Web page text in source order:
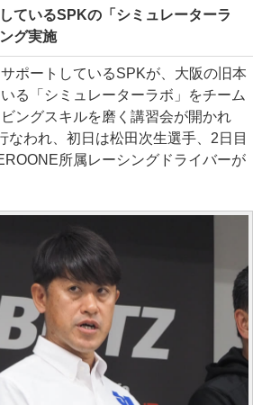
ているSPKの「シミュレーターラ
グ実施
ポートしているSPKが、大阪の旧本
る「シミュレーターラボ」をチーム
ングスキルを磨く講習会が開かれ
なわれ、初日は松田次生選手、2日目
所属レーシングドライバーが